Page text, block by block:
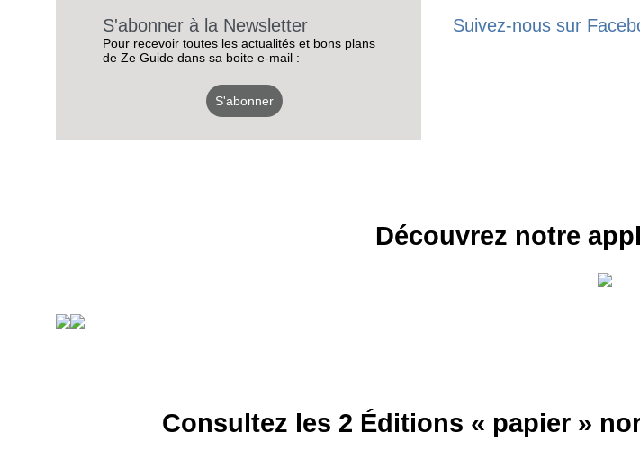
S'abonner à la Newsletter
Pour recevoir toutes les actualités et bons plans
de Ze Guide dans sa boite e-mail :
S'abonner
Suivez-nous sur
Découvrez notre
Consultez les 2 Éditions « papier »